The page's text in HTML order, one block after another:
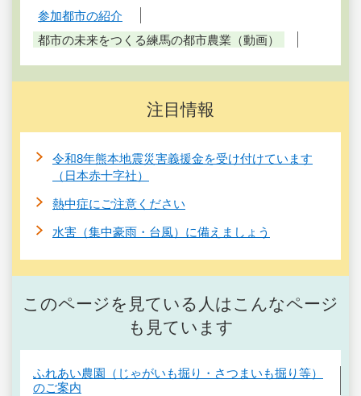
参加都市の紹介
都市の未来をつくる練馬の都市農業（動画）
注目情報
令和8年熊本地震災害義援金を受け付けています
（日本赤十字社）
熱中症にご注意ください
水害（集中豪雨・台風）に備えましょう
このページを見ている人はこんなページ
も見ています
ふれあい農園（じゃがいも掘り・さつまいも掘り等）
のご案内